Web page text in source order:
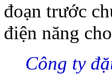
đoạn trước
điện năng
Công ty